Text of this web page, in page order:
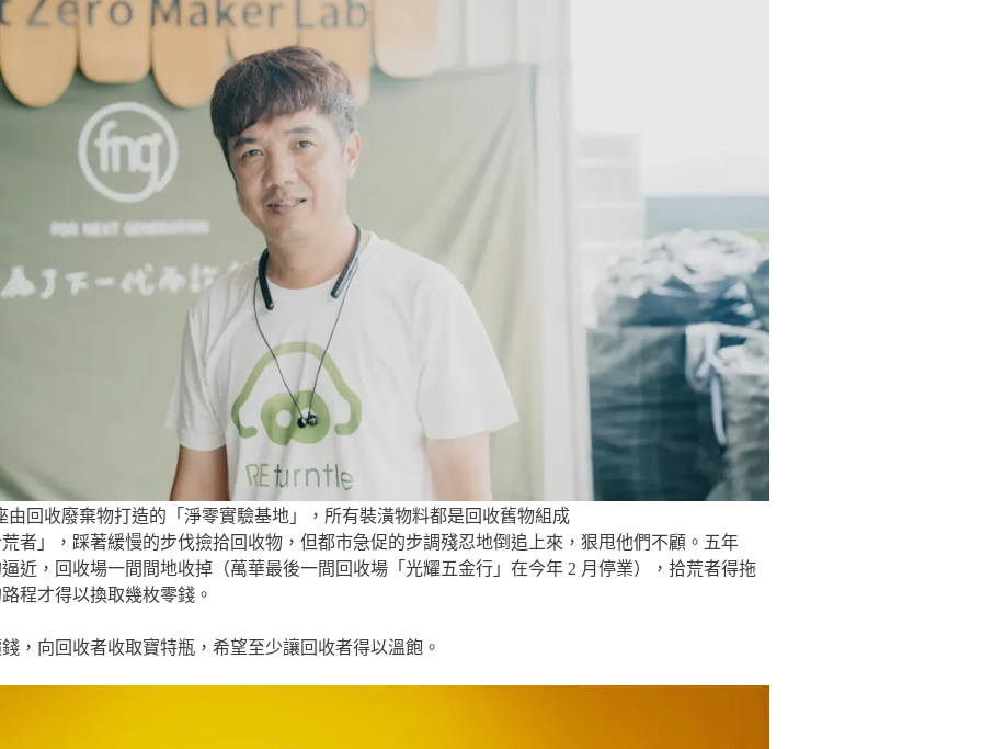
由回收廢棄物打造的「淨零實驗基地」，所有裝潢物料都是回收舊物組成
者」，踩著緩慢的步伐撿拾回收物，但都市急促的步調殘忍地倒追上來，狠甩他們不顧。五年
近，回收場一間間地收掉（萬華最後一間回收場「光耀五金行」在今年 2 月停業），拾荒者得拖
程才得以換取幾枚零錢。
，向回收者收取寶特瓶，希望至少讓回收者得以溫飽。